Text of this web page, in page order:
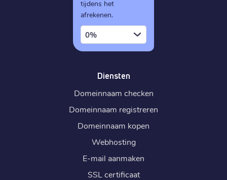
tijdens het
afrekenen.
0%
Diensten
Domeinnaam checken
Domeinnaam registreren
Domeinnaam kopen
Webhosting
E-mail aanmaken
SSL certificaat